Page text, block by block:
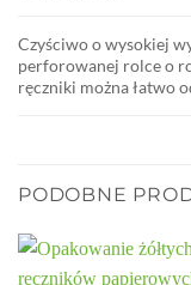
Czyściwo o wysokiej
perforowanej rolce o
ręczniki można łatwo
PODOBNE